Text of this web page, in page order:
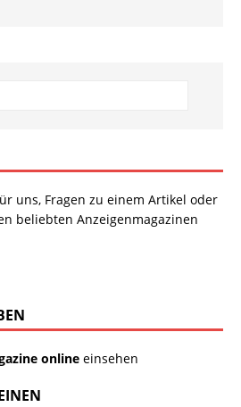
uns, Fragen zu einem Artikel oder
beliebten Anzeigenmagazinen
online einsehen